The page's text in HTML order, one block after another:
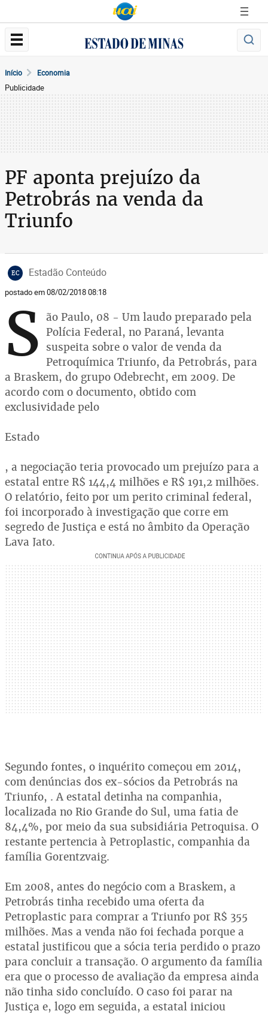
Início Economia
Publicidade
PF aponta prejuízo da
Petrobrás na venda da
Triunfo
EC Estadão Conteúdo
postado em 08/02/2018 08:18
S ão Paulo, 08 - Um laudo preparado pela
Polícia Federal, no Paraná, levanta
suspeita sobre o valor de venda da
Petroquímica Triunfo, da Petrobrás, para
a Braskem, do grupo Odebrecht, em 2009. De
acordo com o documento, obtido com
exclusividade pelo
Estado
, a negociação teria provocado um prejuízo para a
estatal entre R$ 144,4 milhões e R$ 191,2 milhões.
O relatório, feito por um perito criminal federal,
foi incorporado à investigação que corre em
segredo de Justiça e está no âmbito da Operação
Lava Jato.
Segundo fontes, o inquérito começou em 2014,
com denúncias dos ex-sócios da Petrobrás na
Triunfo, . A estatal detinha na companhia,
localizada no Rio Grande do Sul, uma fatia de
84,4%, por meio da sua subsidiária Petroquisa. O
restante pertencia à Petroplastic, companhia da
família Gorentzvaig.
Em 2008, antes do negócio com a Braskem, a
Petrobrás tinha recebido uma oferta da
Petroplastic para comprar a Triunfo por R$ 355
milhões. Mas a venda não foi fechada porque a
estatal justificou que a sócia teria perdido o prazo
para concluir a transação. O argumento da família
era que o processo de avaliação da empresa ainda
não tinha sido concluído. O caso foi parar na
Justiça e, logo em seguida, a estatal iniciou